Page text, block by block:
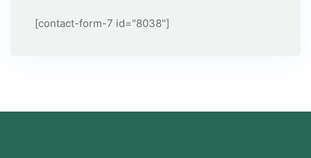
[contact-form-7 id="8038"]